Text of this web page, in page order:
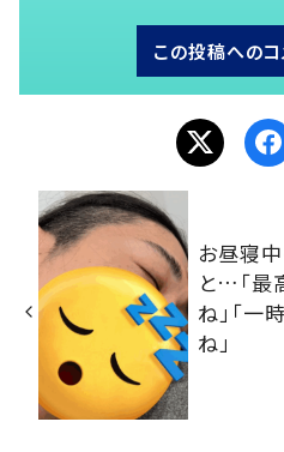
この投稿へのコ
お昼寝
と…「最
ね」「一
ね」